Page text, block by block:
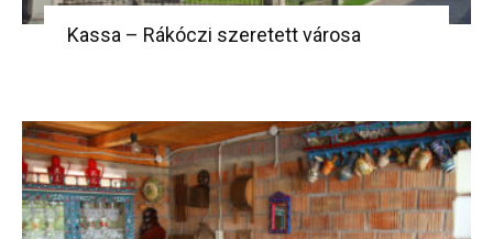
Kassa – Rákóczi szeretett városa